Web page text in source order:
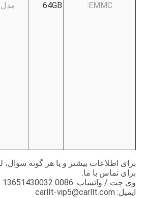
EMMC:
64GB مدل
برای اطلاعات بیشتر و یا هر گونه
برای تماس با ما.
وی چت / واتساپ: 0086 13651430032
ایمیل: carllt-vip5@carllt.com